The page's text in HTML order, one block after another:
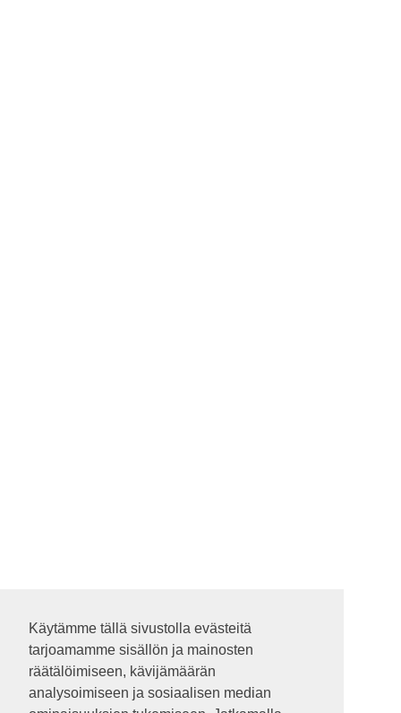
Käytämme tällä sivustolla evästeitä
tarjoamamme sisällön ja mainosten
räätälöimiseen, kävijämäärän
analysoimiseen ja sosiaalisen median
Käytämme tällä sivustolla evästeitä
tarjoamamme sisällön ja mainosten
räätälöimiseen, kävijämäärän
analysoimiseen ja sosiaalisen median